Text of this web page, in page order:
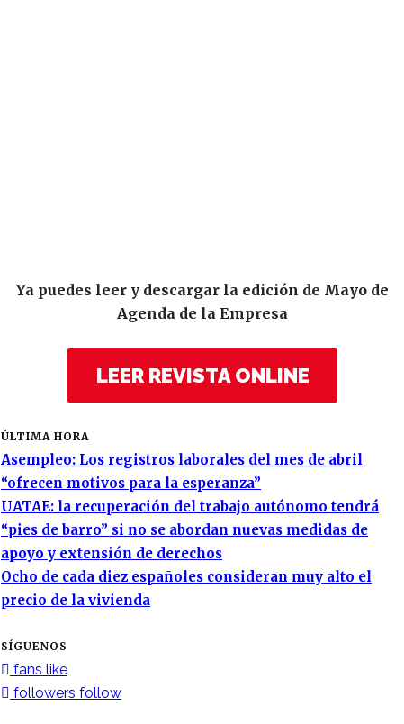
Ya puedes leer y descargar la edición de Mayo de
Agenda de la Empresa
LEER REVISTA ONLINE
ÚLTIMA HORA
Asempleo: Los registros laborales del mes de abril
“ofrecen motivos para la esperanza”
UATAE: la recuperación del trabajo autónomo tendrá
“pies de barro” si no se abordan nuevas medidas de
apoyo y extensión de derechos
Ocho de cada diez españoles consideran muy alto el
precio de la vivienda
SÍGUENOS
fans like
followers follow